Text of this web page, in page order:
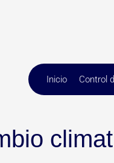
Inicio Control